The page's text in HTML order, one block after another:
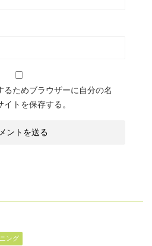
るためブラウザーに自分の名
トを保存する。
ング